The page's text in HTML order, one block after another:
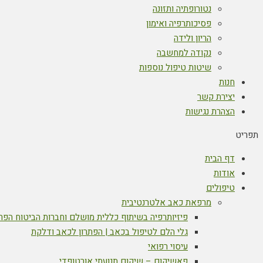
נטורופתיה ותזונה
פסיכותרפיה ואימון
הריון ולידה
נקודה למחשבה
שיטות טיפול נוספות
חנות
יצירת קשר
הצהרת נגישות
תפריט
דף הבית
אודות
טיפולים
מרפאת כאב אלטרנטיבית
פיזיותרפיה בשיתוף כללית מושלם וחברות הביטוח
גלי הלם לטיפול בכאב | הפתרון לכאב ודלקת
עיסוי רפואי